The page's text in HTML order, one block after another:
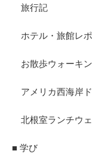
旅行記
ホテル・旅館レポ
お散歩ウォーキ
アメリカ西海岸
北根室ランチウェ
■ 学び